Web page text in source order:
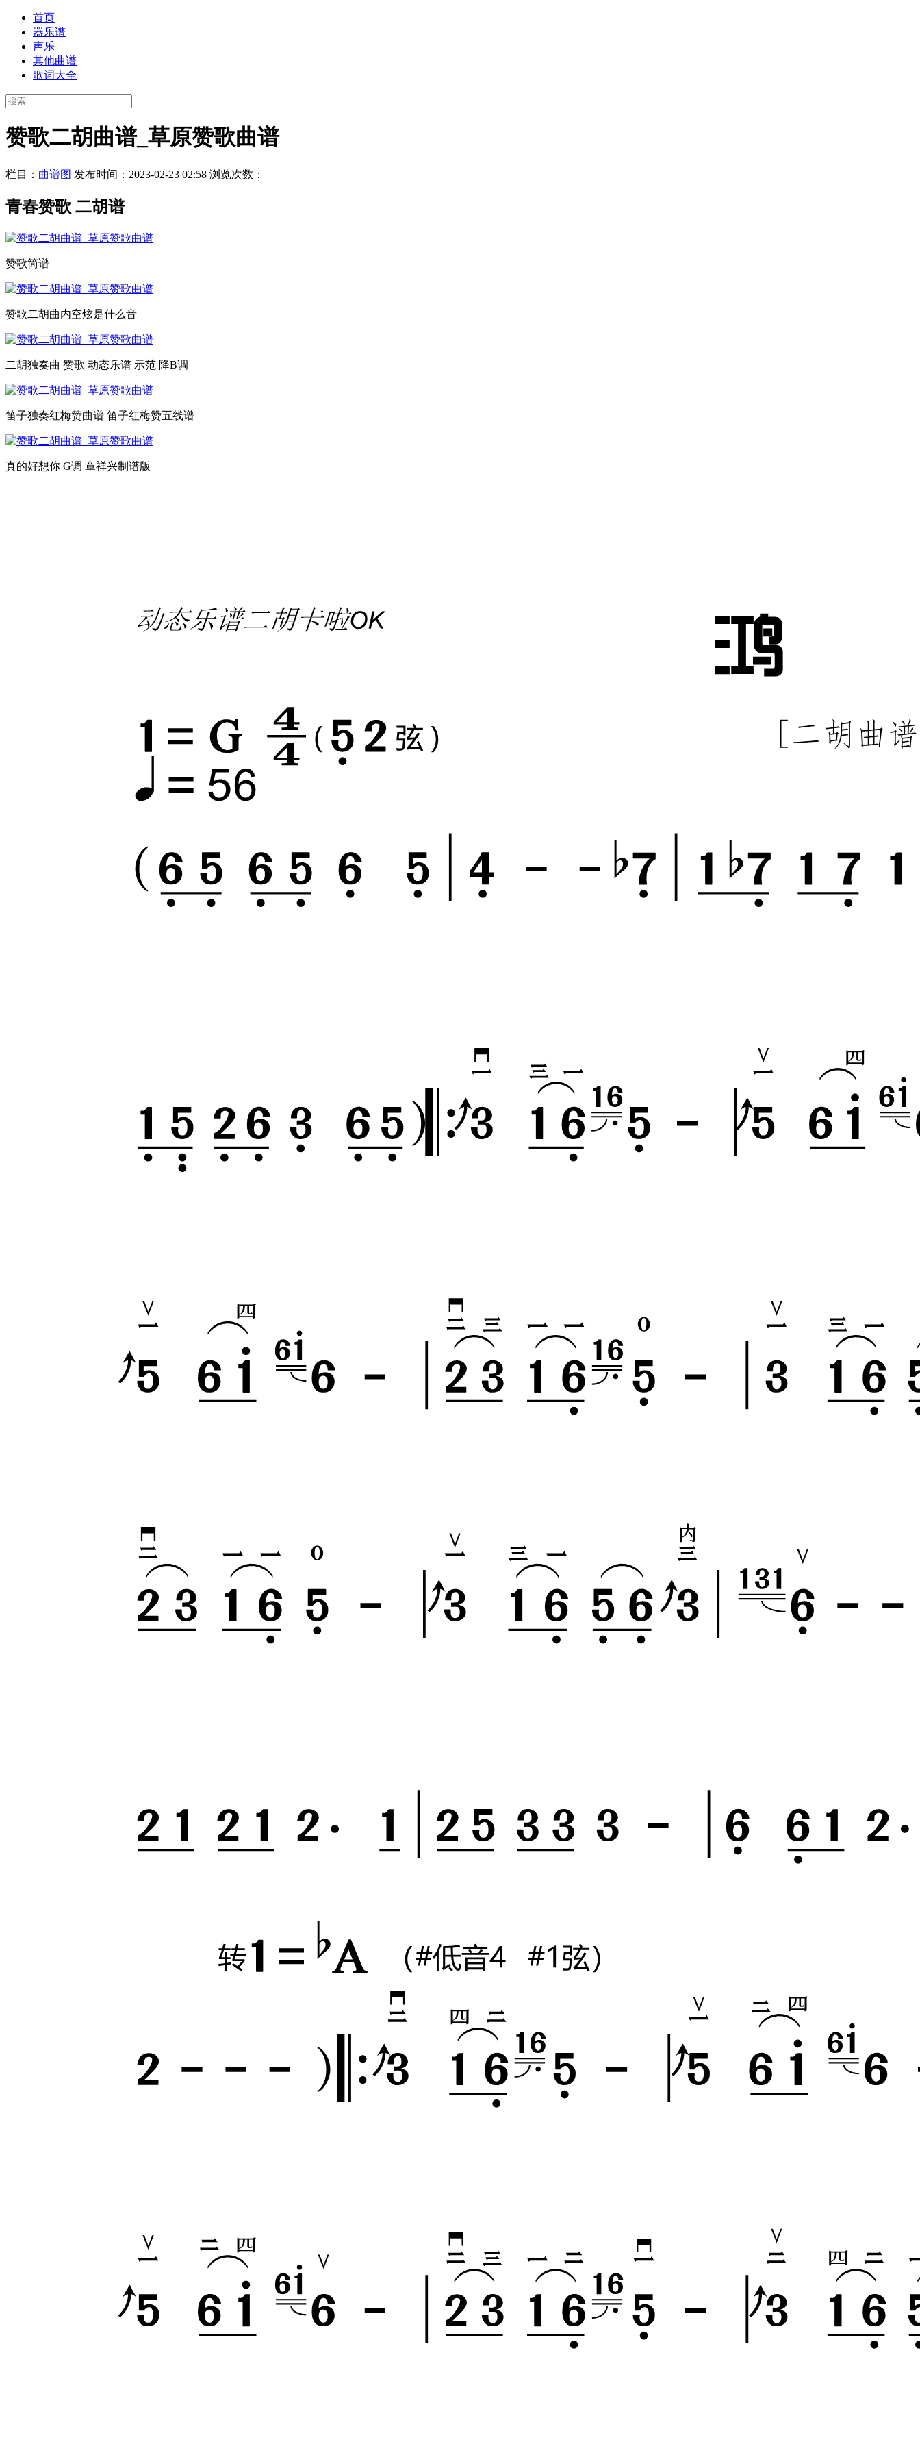
首页
器乐谱
声乐
其他曲谱
歌词大全
赞歌二胡曲谱_草原赞歌曲谱
栏目： 曲谱图 发布时间：2023-02-23 02:58 浏览次数：
青春赞歌 二胡谱
赞歌简谱
赞歌二胡曲内空炫是什么音
二胡独奏曲 赞歌 动态乐谱 示范 降B调
笛子独奏红梅赞曲谱 笛子红梅赞五线谱
真的好想你 G调 章祥兴制谱版